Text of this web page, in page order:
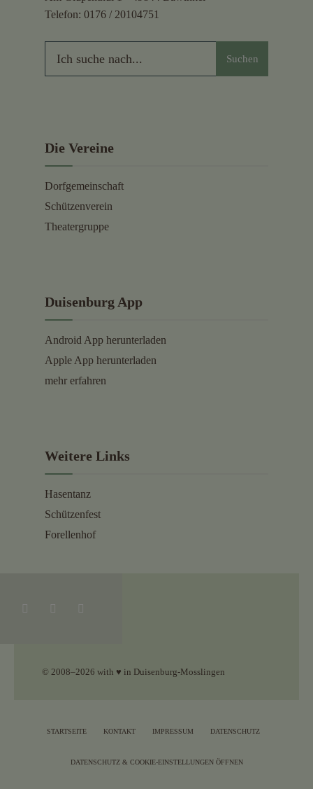
Telefon: 0176 / 20104751
Suchen
Die Vereine
Dorfgemeinschaft
Schützenverein
Theatergruppe
Duisenburg App
Android App herunterladen
Apple App herunterladen
mehr erfahren
Weitere Links
Hasentanz
Schützenfest
Forellenhof
© 2008–2026 with ♥ in Duisenburg-Mosslingen
STARTSEITE KONTAKT IMPRESSUM DATENSCHUTZ
DATENSCHUTZ & COOKIE-EINSTELLUNGEN ÖFFNEN